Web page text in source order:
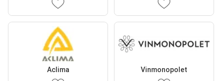
Aclima Vinmonopolet